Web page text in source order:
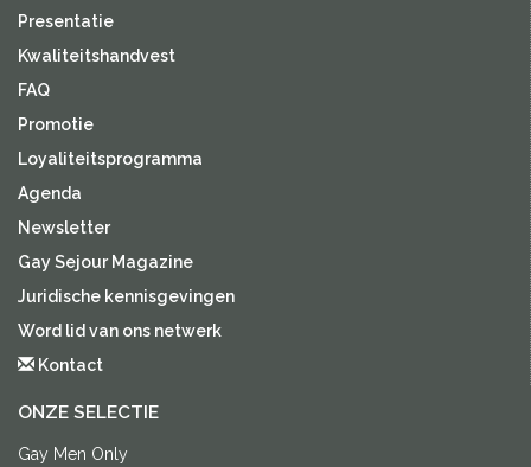
Presentatie
Kwaliteitshandvest
FAQ
Promotie
Loyaliteitsprogramma
Agenda
Newsletter
Gay Sejour Magazine
Juridische kennisgevingen
Word lid van ons netwerk
Kontact
ONZE SELECTIE
Gay Men Only